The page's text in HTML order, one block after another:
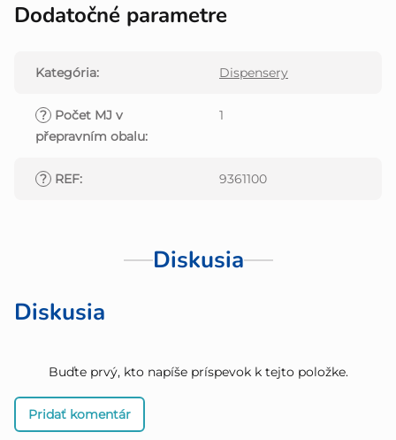
Dodatočné parametre
Kategória: Dispensery
? Počet MJ v
přepravním obalu:
1
? REF: 9361100
Diskusia
Diskusia
Buďte prvý, kto napíše príspevok k tejto položke.
Pridať komentár